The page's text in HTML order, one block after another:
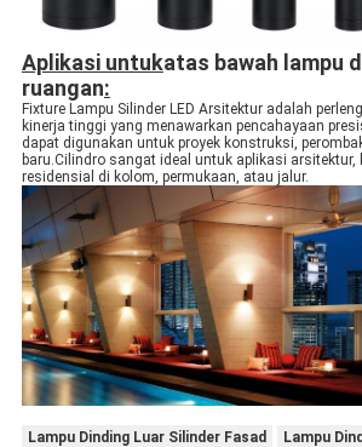
Aplikasi untukatas bawah lampu
ruangan:
Fixture Lampu Silinder LED Arsitektur adalah
kinerja tinggi yang menawarkan pencahayaan
dapat digunakan untuk proyek konstruksi,
baru.Cilindro sangat ideal untuk aplikasi arsitektur,
residensial di kolom, permukaan, atau jalur.
Lampu Dinding Luar Silinder Fasad
Lampu